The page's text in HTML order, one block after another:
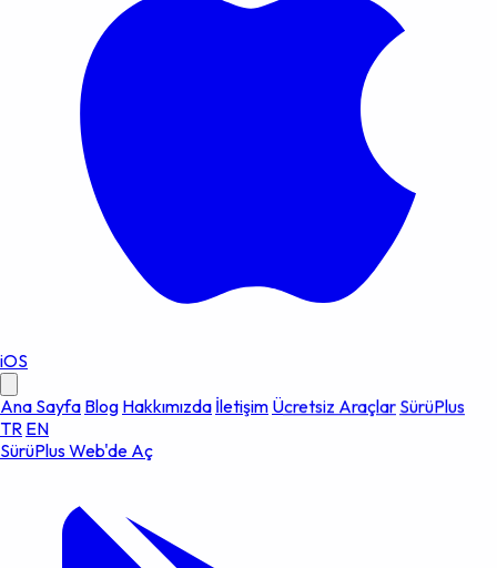
iOS
Ana Sayfa Blog Hakkımızda İletişim Ücretsiz Araçlar SürüPlus
TREN
SürüPlus Web'de Aç